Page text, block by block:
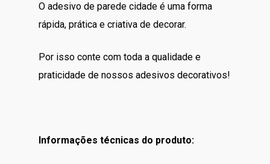
O adesivo de parede cidade é uma forma
rápida, prática e criativa de decorar.
Por isso conte com toda a qualidade e
praticidade de nossos adesivos decorativos!
Informações técnicas do produto: